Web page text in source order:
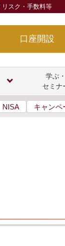
口座開設
リスク・手数料等
学ぶ・
セミナ
NISA キャンペ